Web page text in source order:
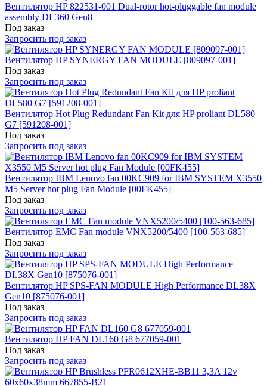
Вентилятор HP 822531-001 Dual-rotor hot-pluggable fan module
assembly DL360 Gen8
Под заказ
Запросить под заказ
Вентилятор HP SYNERGY FAN MODULE [809097-001]
Под заказ
Запросить под заказ
Вентилятор Hot Plug Redundant Fan Kit для HP proliant DL580
G7 [591208-001]
Под заказ
Запросить под заказ
Вентилятор IBM Lenovo fan 00KC909 for IBM SYSTEM X3550
M5 Server hot plug Fan Module [00FK455]
Под заказ
Запросить под заказ
Вентилятор EMC Fan module VNX5200/5400 [100-563-685]
Под заказ
Запросить под заказ
Вентилятор HP SPS-FAN MODULE High Performance DL38X
Gen10 [875076-001]
Под заказ
Запросить под заказ
Вентилятор HP FAN DL160 G8 677059-001
Под заказ
Запросить под заказ